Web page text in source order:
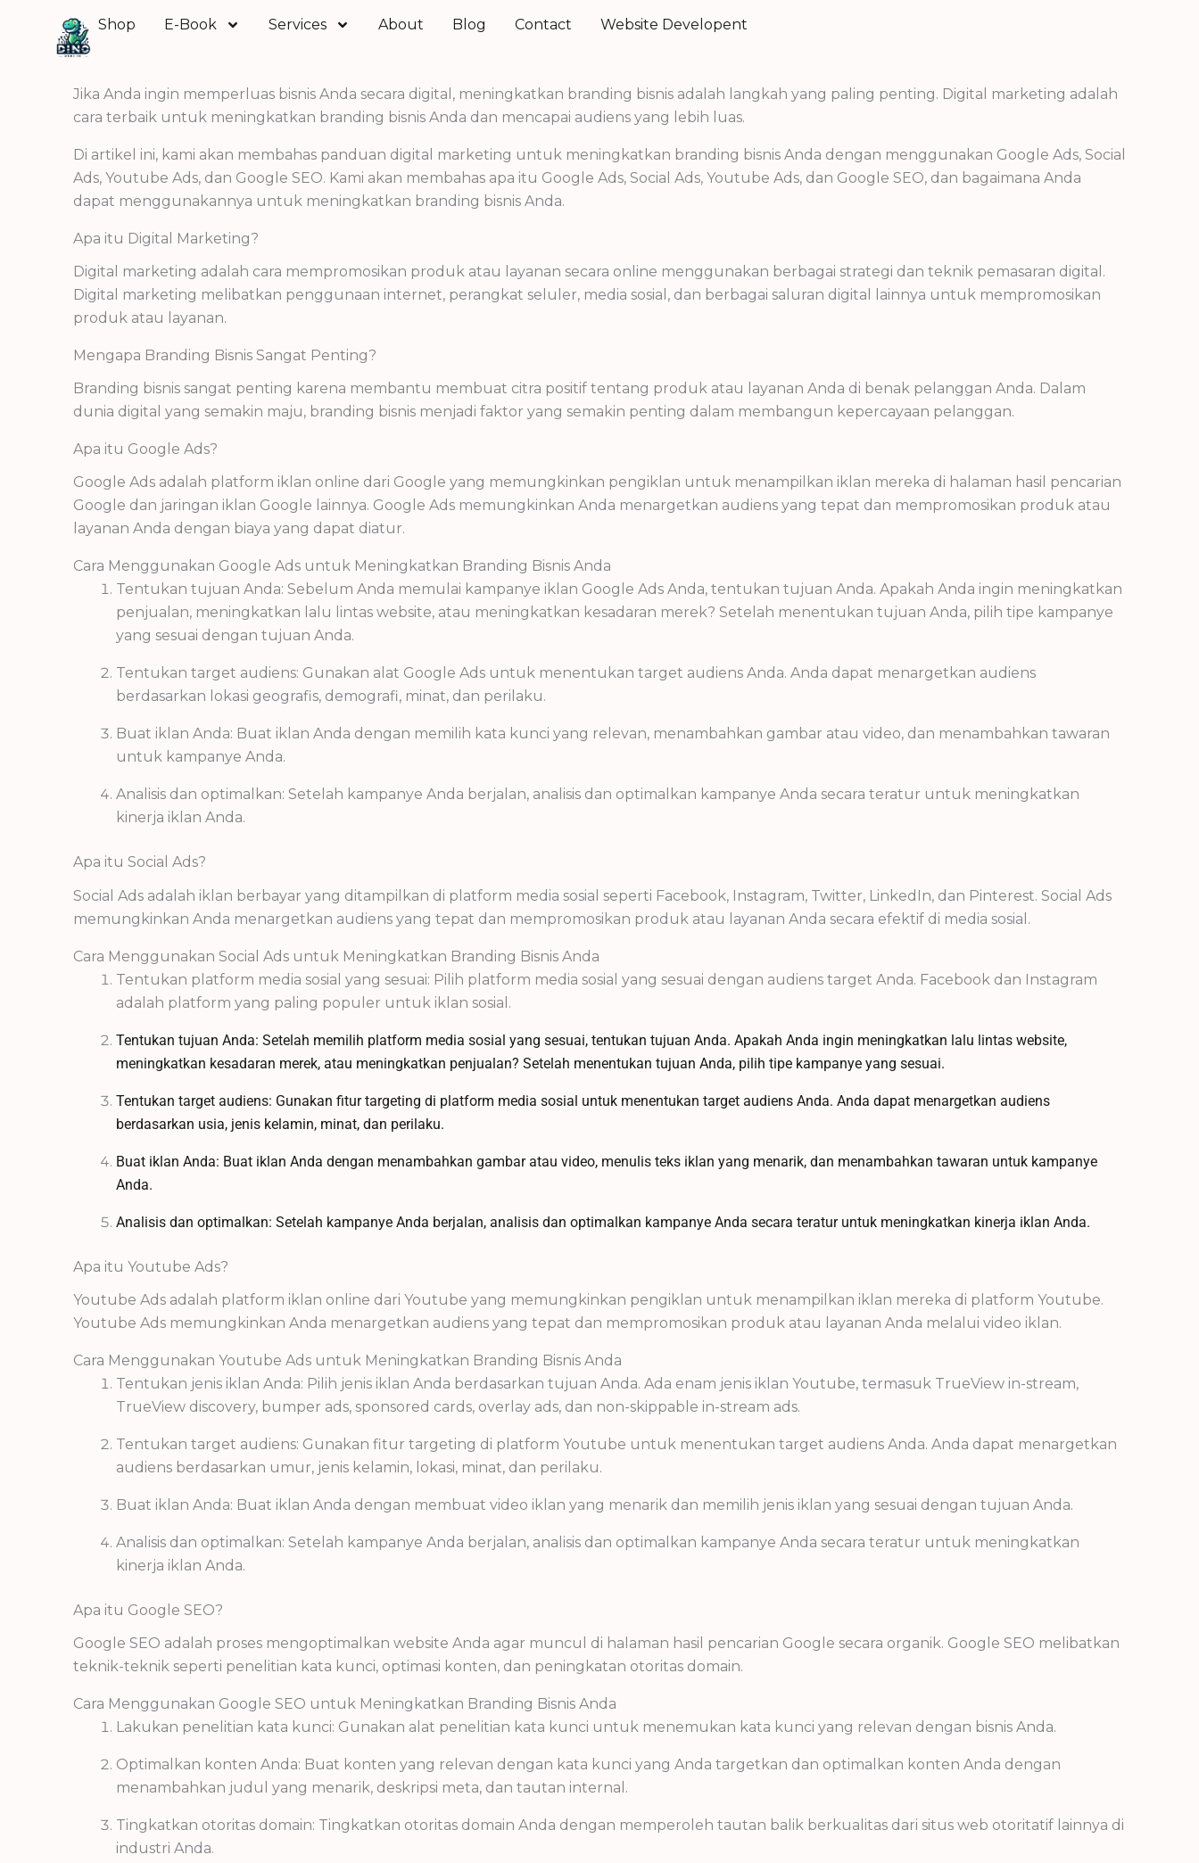
content
Shop E-Book Services About Blog Contact Website Developent
Jika Anda ingin memperluas bisnis Anda secara digital, meningkatkan branding bisnis adalah langkah yang paling penting. Digital marketing adalah
cara terbaik untuk meningkatkan branding bisnis Anda dan mencapai audiens yang lebih luas.
Di artikel ini, kami akan membahas panduan digital marketing untuk meningkatkan branding bisnis Anda dengan menggunakan Google Ads, Social
Ads, Youtube Ads, dan Google SEO. Kami akan membahas apa itu Google Ads, Social Ads, Youtube Ads, dan Google SEO, dan bagaimana Anda
dapat menggunakannya untuk meningkatkan branding bisnis Anda.
Apa itu Digital Marketing?
Digital marketing adalah cara mempromosikan produk atau layanan secara online menggunakan berbagai strategi dan teknik pemasaran digital.
Digital marketing melibatkan penggunaan internet, perangkat seluler, media sosial, dan berbagai saluran digital lainnya untuk mempromosikan
produk atau layanan.
Mengapa Branding Bisnis Sangat Penting?
Branding bisnis sangat penting karena membantu membuat citra positif tentang produk atau layanan Anda di benak pelanggan Anda. Dalam
dunia digital yang semakin maju, branding bisnis menjadi faktor yang semakin penting dalam membangun kepercayaan pelanggan.
Apa itu Google Ads?
Google Ads adalah platform iklan online dari Google yang memungkinkan pengiklan untuk menampilkan iklan mereka di halaman hasil pencarian
Google dan jaringan iklan Google lainnya. Google Ads memungkinkan Anda menargetkan audiens yang tepat dan mempromosikan produk atau
layanan Anda dengan biaya yang dapat diatur.
Cara Menggunakan Google Ads untuk Meningkatkan Branding Bisnis Anda
Tentukan tujuan Anda: Sebelum Anda memulai kampanye iklan Google Ads Anda, tentukan tujuan Anda. Apakah Anda ingin meningkatkan
penjualan, meningkatkan lalu lintas website, atau meningkatkan kesadaran merek? Setelah menentukan tujuan Anda, pilih tipe kampanye
yang sesuai dengan tujuan Anda.
Tentukan target audiens: Gunakan alat Google Ads untuk menentukan target audiens Anda. Anda dapat menargetkan audiens
berdasarkan lokasi geografis, demografi, minat, dan perilaku.
Buat iklan Anda: Buat iklan Anda dengan memilih kata kunci yang relevan, menambahkan gambar atau video, dan menambahkan tawaran
untuk kampanye Anda.
Analisis dan optimalkan: Setelah kampanye Anda berjalan, analisis dan optimalkan kampanye Anda secara teratur untuk meningkatkan
kinerja iklan Anda.
Apa itu Social Ads?
Social Ads adalah iklan berbayar yang ditampilkan di platform media sosial seperti Facebook, Instagram, Twitter, LinkedIn, dan Pinterest. Social Ads
memungkinkan Anda menargetkan audiens yang tepat dan mempromosikan produk atau layanan Anda secara efektif di media sosial.
Cara Menggunakan Social Ads untuk Meningkatkan Branding Bisnis Anda
Tentukan platform media sosial yang sesuai: Pilih platform media sosial yang sesuai dengan audiens target Anda. Facebook dan Instagram
adalah platform yang paling populer untuk iklan sosial.
Tentukan tujuan Anda: Setelah memilih platform media sosial yang sesuai, tentukan tujuan Anda. Apakah Anda ingin meningkatkan lalu lintas website,
meningkatkan kesadaran merek, atau meningkatkan penjualan? Setelah menentukan tujuan Anda, pilih tipe kampanye yang sesuai.
Tentukan target audiens: Gunakan fitur targeting di platform media sosial untuk menentukan target audiens Anda. Anda dapat menargetkan audiens
berdasarkan usia, jenis kelamin, minat, dan perilaku.
Buat iklan Anda: Buat iklan Anda dengan menambahkan gambar atau video, menulis teks iklan yang menarik, dan menambahkan tawaran untuk kampanye
Anda.
Analisis dan optimalkan: Setelah kampanye Anda berjalan, analisis dan optimalkan kampanye Anda secara teratur untuk meningkatkan kinerja iklan Anda.
Apa itu Youtube Ads?
Youtube Ads adalah platform iklan online dari Youtube yang memungkinkan pengiklan untuk menampilkan iklan mereka di platform Youtube.
Youtube Ads memungkinkan Anda menargetkan audiens yang tepat dan mempromosikan produk atau layanan Anda melalui video iklan.
Cara Menggunakan Youtube Ads untuk Meningkatkan Branding Bisnis Anda
Tentukan jenis iklan Anda: Pilih jenis iklan Anda berdasarkan tujuan Anda. Ada enam jenis iklan Youtube, termasuk TrueView in-stream,
TrueView discovery, bumper ads, sponsored cards, overlay ads, dan non-skippable in-stream ads.
Tentukan target audiens: Gunakan fitur targeting di platform Youtube untuk menentukan target audiens Anda. Anda dapat menargetkan
audiens berdasarkan umur, jenis kelamin, lokasi, minat, dan perilaku.
Buat iklan Anda: Buat iklan Anda dengan membuat video iklan yang menarik dan memilih jenis iklan yang sesuai dengan tujuan Anda.
Analisis dan optimalkan: Setelah kampanye Anda berjalan, analisis dan optimalkan kampanye Anda secara teratur untuk meningkatkan
kinerja iklan Anda.
Apa itu Google SEO?
Google SEO adalah proses mengoptimalkan website Anda agar muncul di halaman hasil pencarian Google secara organik. Google SEO melibatkan
teknik-teknik seperti penelitian kata kunci, optimasi konten, dan peningkatan otoritas domain.
Cara Menggunakan Google SEO untuk Meningkatkan Branding Bisnis Anda
Lakukan penelitian kata kunci: Gunakan alat penelitian kata kunci untuk menemukan kata kunci yang relevan dengan bisnis Anda.
Optimalkan konten Anda: Buat konten yang relevan dengan kata kunci yang Anda targetkan dan optimalkan konten Anda dengan
menambahkan judul yang menarik, deskripsi meta, dan tautan internal.
Tingkatkan otoritas domain: Tingkatkan otoritas domain Anda dengan memperoleh tautan balik berkualitas dari situs web otoritatif lainnya di
industri Anda.